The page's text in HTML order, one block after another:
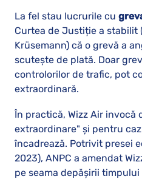
La fel stau lucrurile cu
Curtea de Justiție a stabilit
Krüsemann) că o grevă a
scutește de plată. Doar
controlorilor de trafic, pot
extraordinară.
În practică, Wizz Air invocă
extraordinare" și pentru
încadrează. Potrivit presei
2023), ANPC a amendat
pe seama depășirii